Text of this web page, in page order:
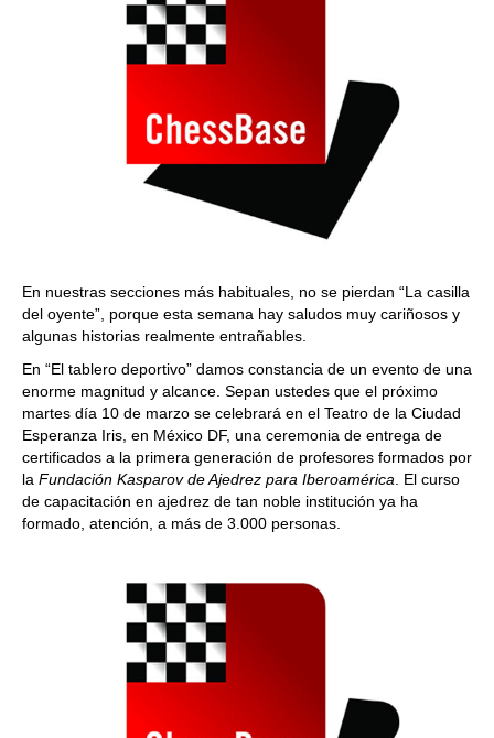
En nuestras secciones más habituales, no se pierdan “La casilla
del oyente”, porque esta semana hay saludos muy cariñosos y
algunas historias realmente entrañables.
En “El tablero deportivo” damos constancia de un evento de una
enorme magnitud y alcance. Sepan ustedes que el próximo
martes día 10 de marzo se celebrará en el Teatro de la Ciudad
Esperanza Iris, en México DF, una ceremonia de entrega de
certificados a la primera generación de profesores formados por
la Fundación Kasparov de Ajedrez para Iberoamérica . El curso
de capacitación en ajedrez de tan noble institución ya ha
formado, atención, a más de 3.000 personas.